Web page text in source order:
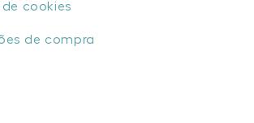
cookies
de compra